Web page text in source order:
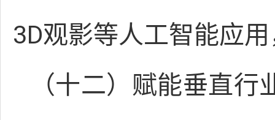
3D观影等人工智能应
（十二）赋能垂直